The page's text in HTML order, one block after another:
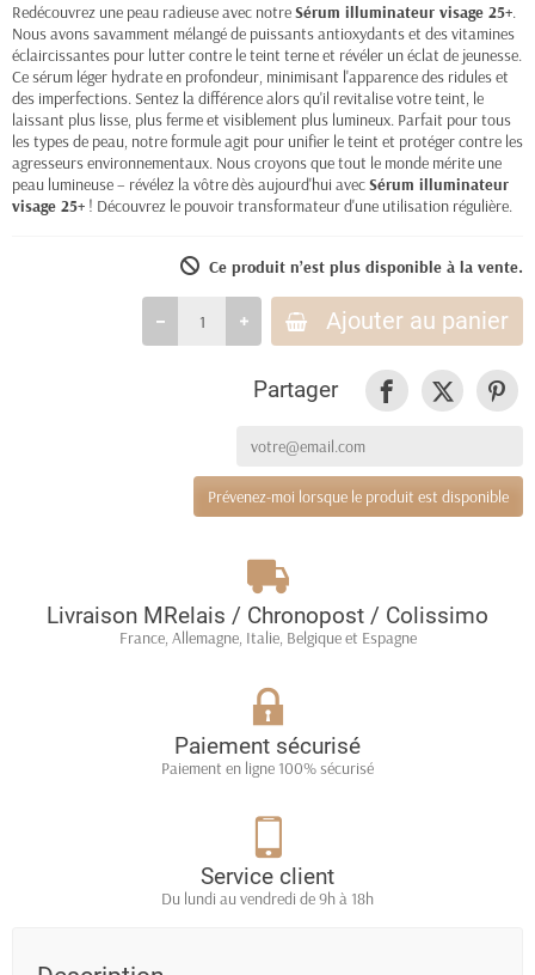
Redécouvrez une peau radieuse avec notreSérum illuminateur visage 25+.
Nous avons savamment mélangé de puissants antioxydants et des vitamines
éclaircissantes pour lutter contre le teint terne et révéler un éclat de jeunesse.
Ce sérum léger hydrate en profondeur, minimisant l'apparence des ridules et
des imperfections. Sentez la différence alors qu'il revitalise votre teint, le
laissant plus lisse, plus ferme et visiblement plus lumineux. Parfait pour tous
les types de peau, notre formule agit pour unifier le teint et protéger contre les
agresseurs environnementaux. Nous croyons que tout le monde mérite une
peau lumineuse – révélez la vôtre dès aujourd'hui avecSérum illuminateur
visage 25+ ! Découvrez le pouvoir transformateur d'une utilisation régulière.
Ce produit n’est plus disponible à la vente.
Ajouter au panier
Partager
Prévenez-moi lorsque le produit est disponible
Livraison MRelais / Chronopost / Colissimo
France, Allemagne, Italie, Belgique et Espagne
Paiement sécurisé
Paiement en ligne 100% sécurisé
Service client
Du lundi au vendredi de 9h à 18h